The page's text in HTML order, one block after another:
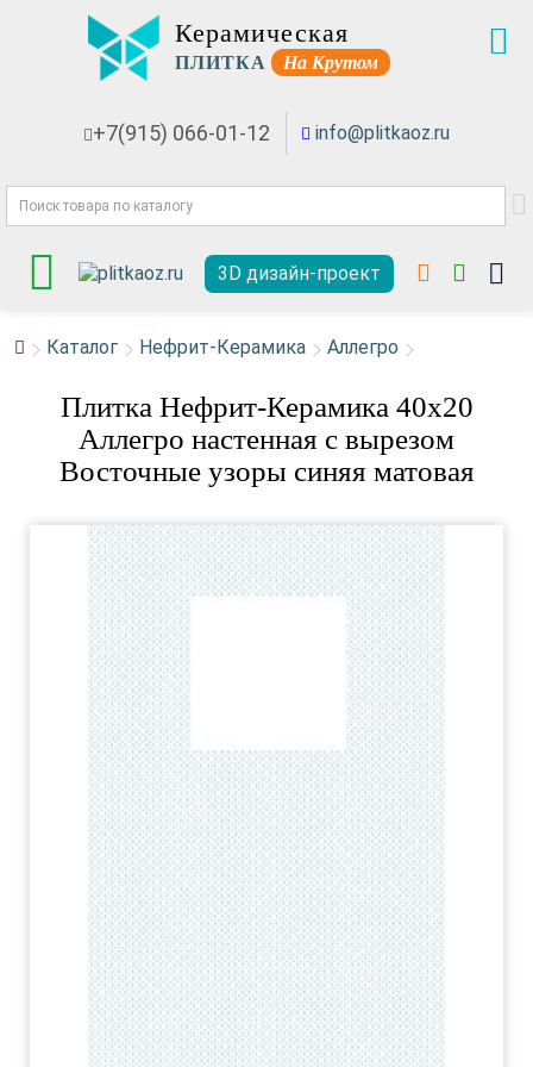
Керамическая
ПЛИТКА На Крутом
+7(915) 066-01-12 info@plitkaoz.ru
3D дизайн-проект
Каталог Нефрит-Керамика Аллегро
Плитка Нефрит-Керамика 40x20
Аллегро настенная с вырезом
Восточные узоры синяя матовая